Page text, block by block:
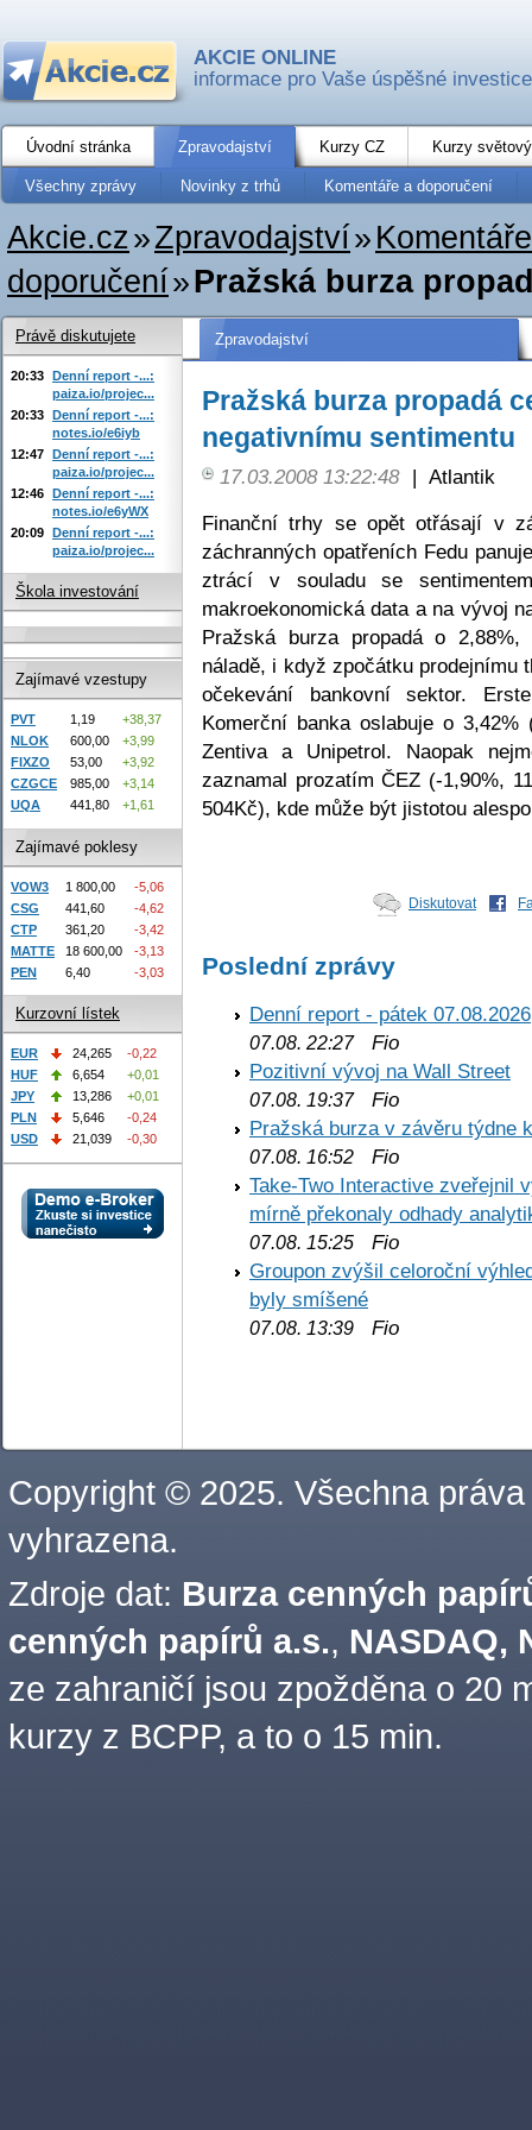
AKCIE ONLINE
informace pro Vaše úspěšné investice
Úvodní stránka Zpravodajství Kurzy CZ Kurzy
Všechny zprávy Novinky z trhů Komentáře a doporučení
Akcie.cz»Zpravodajství»
doporučení»Pražská burza
Zpravodajství
Pražská burza propadá
negativnímu sentimentu
17.03.2008 13:22:48 | Atlantik
Finanční trhy se opět otřásají v
záchranných opatřeních Fedu
ztrácí v souladu se
makroekonomická data a na vývoj
Pražská burza propadá o
náladě, i když zpočátku prodejnímu
očekevání bankovní sektor.
Komerční banka oslabuje o
Zentiva a Unipetrol. Naopak
zaznamal prozatím ČEZ (-1,90%,
504Kč), kde může být jistotou
Diskutovat
Poslední zprávy
Denní report - pátek 07.08.2026
07.08. 22:27Fio
Pozitivní vývoj na Wall Street
07.08. 19:37Fio
Pražská burza v závěru týdne
07.08. 16:52 Fio
Take-Two Interactive zveřejnil
mírně překonaly odhady
07.08. 15:25 Fio
Groupon zvýšil celoroční
byly smíšené
07.08. 13:39 Fio
Právě diskutujete
20:33 Denní report -...:
paiza.io/projec...
20:33 Denní report -...:
notes.io/e6iyb
12:47 Denní report -...:
paiza.io/projec...
12:46 Denní report -...:
notes.io/e6yWX
20:09 Denní report -...:
paiza.io/projec...
Škola investování
Zajímavé vzestupy
PVT 1,19
+38,37
NLOK
600,00
+3,99
FIXZO
53,00
+3,92
CZGCE
985,00
+3,14
UQA
441,80 +1,61
Zajímavé poklesy
VOW3 1 800,00
-5,06
CSG
441,60
-4,62
CTP
361,20
-3,42
MATTE
18 600,00
-3,13
PEN
6,40 -3,03
Kurzovní lístek
EUR 24,265
-0,22
HUF
6,654
+0,01
JPY
13,286
+0,01
PLN
5,646
-0,24
USD
21,039 -0,30
Copyright © 2025. Všechna práva
vyhrazena.
Zdroje dat: Burza cenných
cenných papírů a.s., NASDAQ,
ze zahraničí jsou zpožděna o 20
kurzy z BCPP, a to o 15 min.